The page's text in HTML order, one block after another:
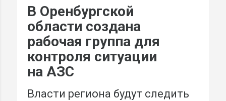
В Оренбургской
области создана
рабочая группа для
контроля ситуации
на АЗС
Власти региона будут следить